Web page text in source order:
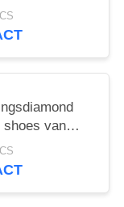
Diamond
Shoes
shoes van
de
de